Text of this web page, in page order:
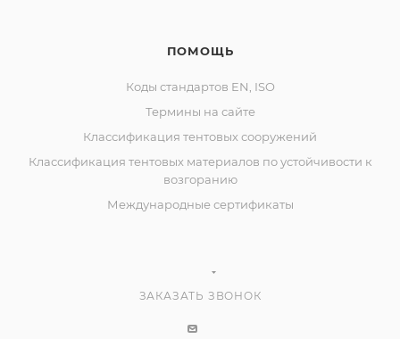
ПОМОЩЬ
Коды стандартов EN, ISO
Термины на сайте
Классификация тентовых сооружений
Классификация тентовых материалов по устойчивости к
возгоранию
Международные сертификаты
ЗАКАЗАТЬ ЗВОНОК